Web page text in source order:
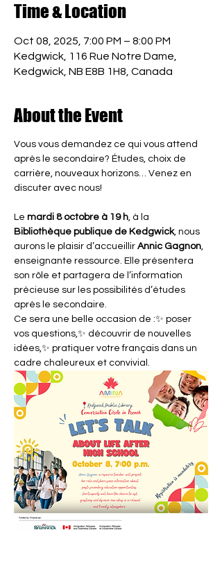
Time & Location
Oct 08, 2025, 7:00 PM – 8:00 PM
Kedgwick, 116 Rue Notre Dame,
Kedgwick, NB E8B 1H8, Canada
About the Event
Vous vous demandez ce qui vous attend
après le secondaire? Études, choix de
carrière, nouveaux horizons… Venez en
discuter avec nous!
Le mardi 8 octobre à 19 h, à la
Bibliothèque publique de Kedgwick, nous
aurons le plaisir d’accueillir Annic Gagnon,
enseignante ressource. Elle présentera
son rôle et partagera de l’information
précieuse sur les possibilités d’études
après le secondaire.
Ce sera une belle occasion de :✨ poser
vos questions,✨ découvrir de nouvelles
idées,✨ pratiquer votre français dans un
cadre chaleureux et convivial.